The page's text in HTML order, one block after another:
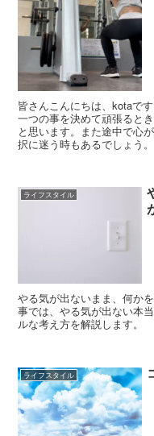
皆さんこんにちは、kotaで
一つの事を決めて頑張ると
と思います。また途中で心
択に迷う時もあるでしょう
ライフスタイル
やる気が出ないまま、何か
事では、やる気が出ない本
ルな考え方を解説します。
ライフスタイル